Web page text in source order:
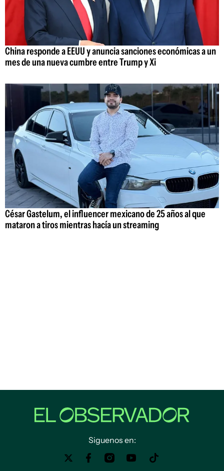
China responde a EEUU y anuncia sanciones económicas a un
mes de una nueva cumbre entre Trump y Xi
César Gastelum, el influencer mexicano de 25 años al que
mataron a tiros mientras hacía un streaming
Siguenos en: